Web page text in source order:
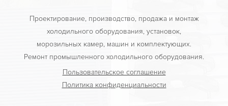
Проектирование, производство, продажа и монтаж
холодильного оборудования, установок,
морозильных камер, машин и комплектующих.
Ремонт промышленного холодильного оборудования.
Пользовательское соглашение
Политика конфиденциальности